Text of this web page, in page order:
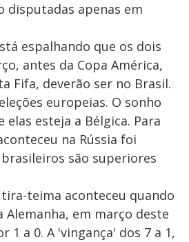
disputadas apenas em
espalhando que os dois
antes da Copa América,
Fifa, deverão ser no Brasil.
europeias. O sonho
esteja a Bélgica. Para
na Rússia foi
são superiores
teima aconteceu quando
em março deste
1 a 0. A 'vingança' dos 7 a 1,